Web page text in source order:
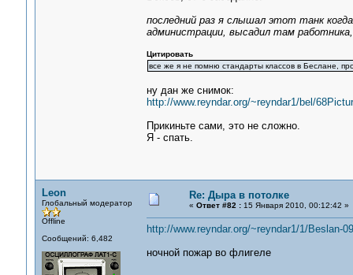
последний раз я слышал этот танк
администрации, высадил там
Цитировать
все же я не помню стандарты классов в Беслане,
ну дан же снимок:
http://www.reyndar.org/~reyndar1/bel/
Прикиньте сами, это не сложно.
Я - спать.
Leon
Глобальный модератор
Offline
Сообщений: 6,482
Re: Дыра в потолке
« Ответ #82 :15 Января 2010, 00:12:42 »
http://www.reyndar.org/~reyndar1/1/Beslan-
ночной пожар во флигеле